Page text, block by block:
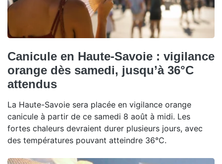
Canicule en Haute-Savoie : vigilance
orange dès samedi, jusqu’à 36°C
attendus
La Haute-Savoie sera placée en vigilance orange
canicule à partir de ce samedi 8 août à midi. Les
fortes chaleurs devraient durer plusieurs jours, avec
des températures pouvant atteindre 36°C.